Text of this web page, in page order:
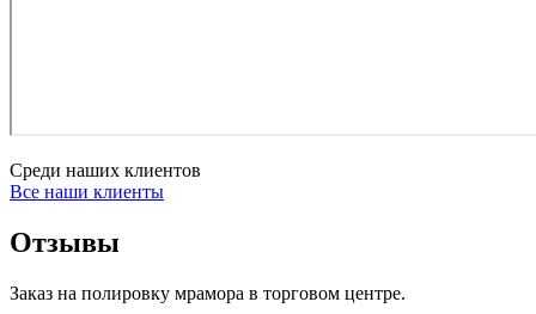
Среди наших клиентов
Все наши клиенты
Отзывы
Заказ на полировку мрамора в торговом центре.